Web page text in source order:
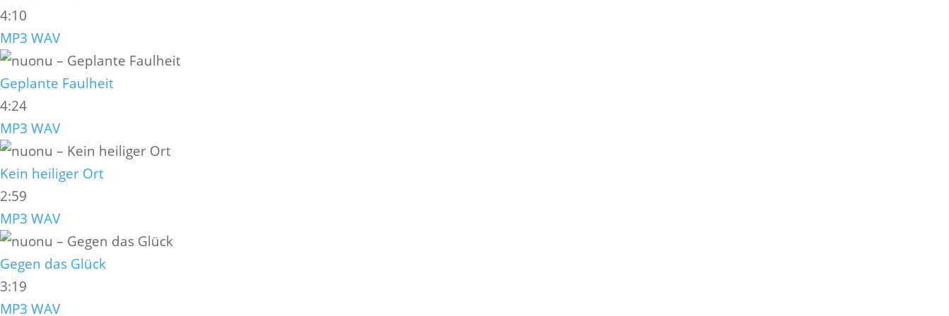
4:10
MP3 WAV
Geplante Faulheit
4:24
MP3 WAV
Kein heiliger Ort
2:59
MP3 WAV
Gegen das Glück
3:19
MP3 WAV